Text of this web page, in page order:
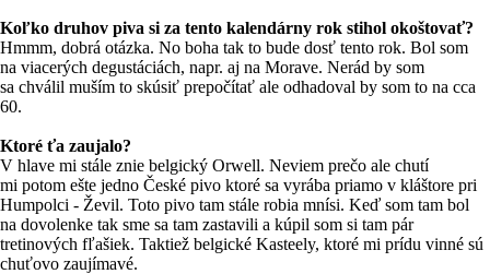
Koľko druhov piva si za tento kalendárny rok stihol okoštovať?
Hmmm, dobrá otázka. No boha tak to bude dosť tento rok. Bol som
na viacerých degustáciách, napr. aj na Morave. Nerád by som
sa chválil muším to skúsiť prepočítať ale odhadoval by som to na cca
60.
Ktoré ťa zaujalo?
V hlave mi stále znie belgický Orwell. Neviem prečo ale chutí
mi potom ešte jedno České pivo ktoré sa vyrába priamo v kláštore pri
Humpolci - Ževil. Toto pivo tam stále robia mnísi. Keď som tam bol
na dovolenke tak sme sa tam zastavili a kúpil som si tam pár
tretinových fľašiek. Taktiež belgické Kasteely, ktoré mi prídu vinné sú
chuťovo zaujímavé.